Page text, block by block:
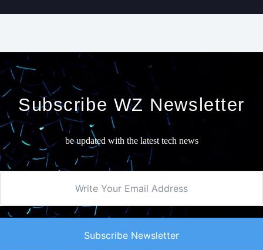
Subscribe WZ Newsletter
be updated with the latest tech news
Subscribe Newsletter